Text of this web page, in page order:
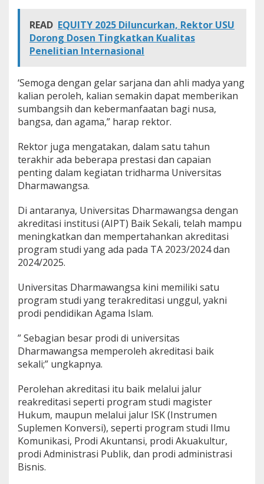
READ EQUITY 2025 Diluncurkan, Rektor USU
Dorong Dosen Tingkatkan Kualitas
Penelitian Internasional
‘Semoga dengan gelar sarjana dan ahli madya yang
kalian peroleh, kalian semakin dapat memberikan
sumbangsih dan kebermanfaatan bagi nusa,
bangsa, dan agama,” harap rektor.
Rektor juga mengatakan, dalam satu tahun
terakhir ada beberapa prestasi dan capaian
penting dalam kegiatan tridharma Universitas
Dharmawangsa.
Di antaranya, Universitas Dharmawangsa dengan
akreditasi institusi (AIPT) Baik Sekali, telah mampu
meningkatkan dan mempertahankan akreditasi
program studi yang ada pada TA 2023/2024 dan
2024/2025.
Universitas Dharmawangsa kini memiliki satu
program studi yang terakreditasi unggul, yakni
prodi pendidikan Agama Islam.
” Sebagian besar prodi di universitas
Dharmawangsa memperoleh akreditasi baik
sekali;” ungkapnya.
Perolehan akreditasi itu baik melalui jalur
reakreditasi seperti program studi magister
Hukum, maupun melalui jalur ISK (Instrumen
Suplemen Konversi), seperti program studi Ilmu
Komunikasi, Prodi Akuntansi, prodi Akuakultur,
prodi Administrasi Publik, dan prodi administrasi
Bisnis.